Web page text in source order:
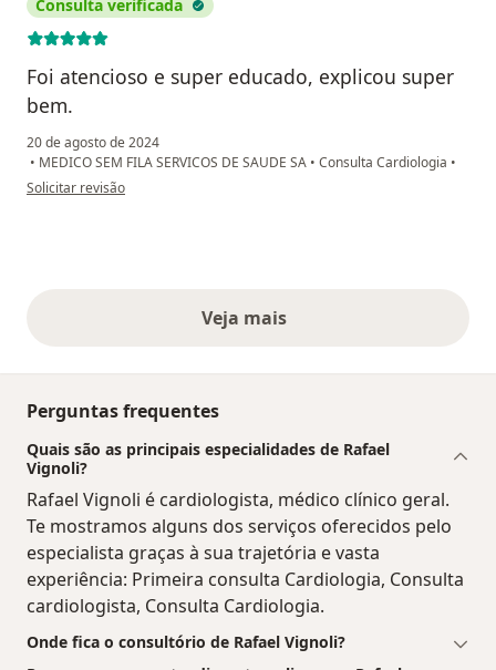
Consulta verificada
Foi atencioso e super educado, explicou super
bem.
20 de agosto de 2024
• MEDICO SEM FILA SERVICOS DE SAUDE SA • Consulta Cardiologia •
na opinião do utilizador Antônio Ferreira Barbosa
Solicitar revisão
Veja maisopiniões acima
Perguntas frequentes
Quais são as principais especialidades de Rafael
Vignoli?
Rafael Vignoli é cardiologista, médico clínico geral.
Te mostramos alguns dos serviços oferecidos pelo
especialista graças à sua trajetória e vasta
experiência: Primeira consulta Cardiologia, Consulta
cardiologista, Consulta Cardiologia.
Onde fica o consultório de Rafael Vignoli?